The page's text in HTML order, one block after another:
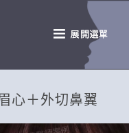
心＋外切鼻翼